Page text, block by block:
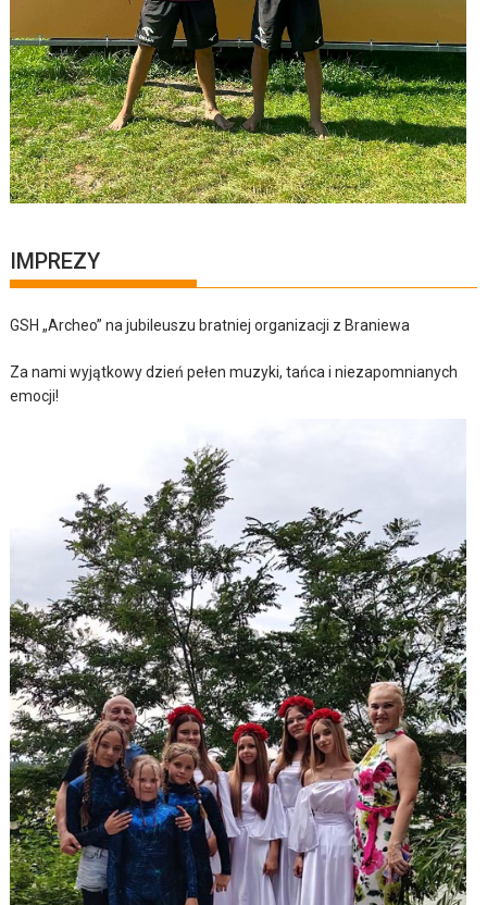
IMPREZY
GSH „Archeo” na jubileuszu bratniej organizacji z Braniewa
Za nami wyjątkowy dzień pełen muzyki, tańca i niezapomnianych
emocji!